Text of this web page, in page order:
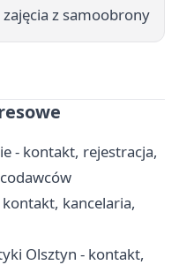
zajęcia z samoobrony
- kontakt, rejestracja,
kancelaria,
Olsztyn - kontakt,